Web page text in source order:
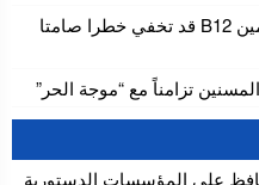
دراسة: المستويات “الطبيعية” لفيتامين B12 قد تخفي خطرا صامتا
تزامناً مع “موجة الحر”
على المؤسسات الدستورية